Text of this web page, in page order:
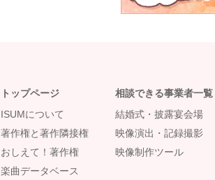
トップページ
ISUMについて
著作権と著作隣接権
おしえて！著作権
楽曲データベース
相談できる事業者一覧
結婚式・披露宴会場
映像演出・記録撮影
映像制作ツール